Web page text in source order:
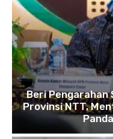
Beri Pengarahan
Provinsi NTT,